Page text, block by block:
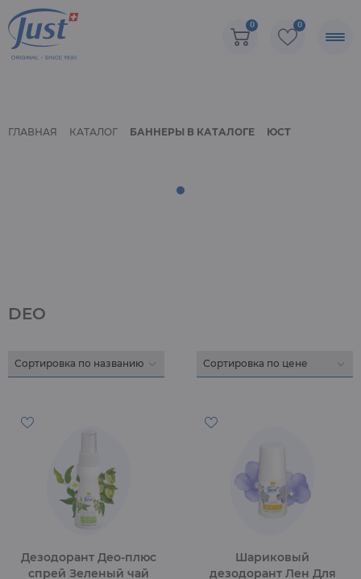
0 0
ГЛАВНАЯ КАТАЛОГ БАННЕРЫ В КАТАЛОГЕ ЮСТ
DEO
Дезодорант Део-плюс
спрей Зеленый чай
Шариковый
дезодорант Лен Для